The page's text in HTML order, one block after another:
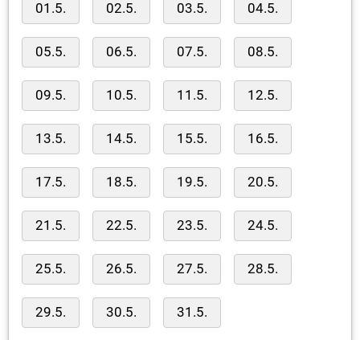
01.5. 02.5. 03.5. 04.5.
05.5. 06.5. 07.5. 08.5.
09.5. 10.5. 11.5. 12.5.
13.5. 14.5. 15.5. 16.5.
17.5. 18.5. 19.5. 20.5.
21.5. 22.5. 23.5. 24.5.
25.5. 26.5. 27.5. 28.5.
29.5. 30.5. 31.5.